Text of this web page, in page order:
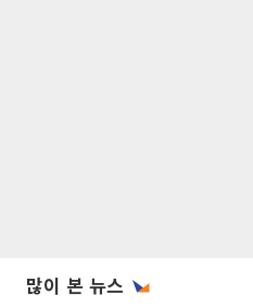
많이 본 뉴스